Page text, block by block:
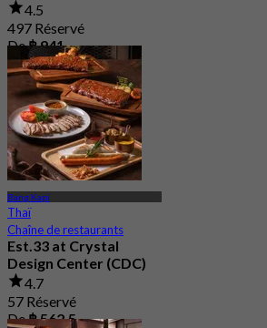
4.5
497 Réservé
De฿ 941
Bang Kapi
Thaï
Chaîne de restaurants
Est.33 at Crystal
Design Center (CDC)
4.7
57 Réservé
De฿ 562.5